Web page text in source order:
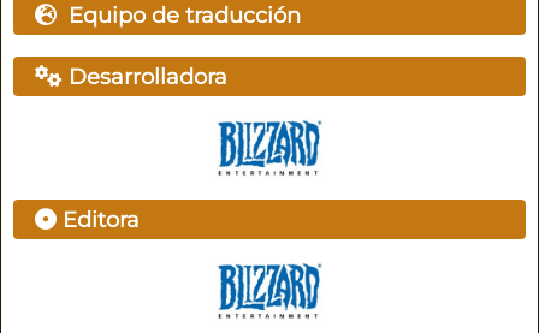
Equipo de traducción
Desarrolladora
Editora